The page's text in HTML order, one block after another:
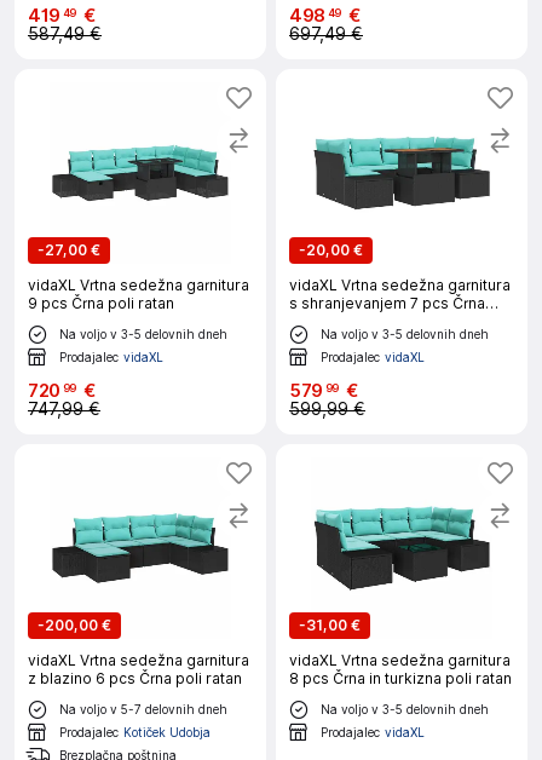
419 49 €
587,49 €
498 49 €
697,49 €
-27,00 €
vidaXL Vrtna sedežna garnitura
9 pcs Črna poli ratan
Na voljo v 3-5 delovnih dneh
Prodajalec vidaXL
720 99 €
747,99 €
-20,00 €
vidaXL Vrtna sedežna garnitura
s shranjevanjem 7 pcs Črna
Poly ratan
Na voljo v 3-5 delovnih dneh
Prodajalec vidaXL
579 99 €
599,99 €
-200,00 €
vidaXL Vrtna sedežna garnitura
z blazino 6 pcs Črna poli ratan
Na voljo v 5-7 delovnih dneh
Prodajalec Kotiček Udobja
Brezplačna poštnina
-31,00 €
vidaXL Vrtna sedežna garnitura
8 pcs Črna in turkizna poli ratan
Na voljo v 3-5 delovnih dneh
Prodajalec vidaXL